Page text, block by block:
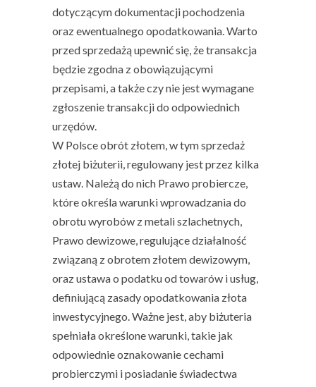
dotyczącym dokumentacji pochodzenia
oraz ewentualnego opodatkowania. Warto
przed sprzedażą upewnić się, że transakcja
będzie zgodna z obowiązującymi
przepisami, a także czy nie jest wymagane
zgłoszenie transakcji do odpowiednich
urzędów.
W Polsce obrót złotem, w tym sprzedaż
złotej biżuterii, regulowany jest przez kilka
ustaw. Należą do nich Prawo probiercze,
które określa warunki wprowadzania do
obrotu wyrobów z metali szlachetnych,
Prawo dewizowe, regulujące działalność
związaną z obrotem złotem dewizowym,
oraz ustawa o podatku od towarów i usług,
definiującą zasady opodatkowania złota
inwestycyjnego. Ważne jest, aby biżuteria
spełniała określone warunki, takie jak
odpowiednie oznakowanie cechami
probierczymi i posiadanie świadectwa